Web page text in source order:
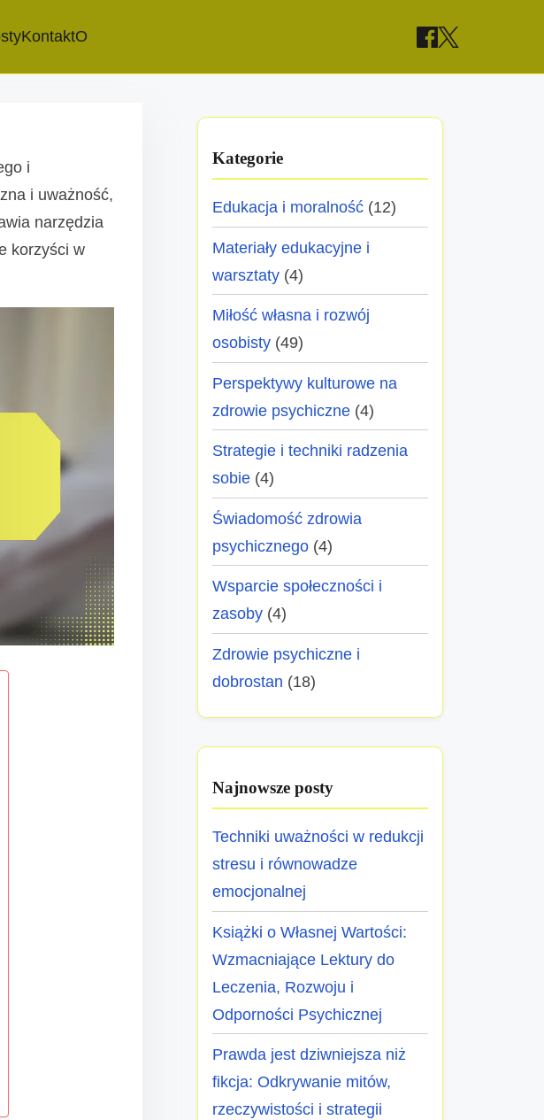
KontaktO
i
i uważność,
narzędzia
korzyści w
Kategorie
Edukacja i moralność (12)
Materiały edukacyjne i
warsztaty (4)
Miłość własna i rozwój
osobisty (49)
Perspektywy kulturowe na
zdrowie psychiczne (4)
Strategie i techniki radzenia
sobie (4)
Świadomość zdrowia
psychicznego (4)
Wsparcie społeczności i
zasoby (4)
Zdrowie psychiczne i
dobrostan (18)
Najnowsze posty
Techniki uważności w redukcji
stresu i równowadze
emocjonalnej
Książki o Własnej Wartości:
Wzmacniające Lektury do
Leczenia, Rozwoju i
Odporności Psychicznej
Prawda jest dziwniejsza niż
fikcja: Odkrywanie mitów,
rzeczywistości i strategii